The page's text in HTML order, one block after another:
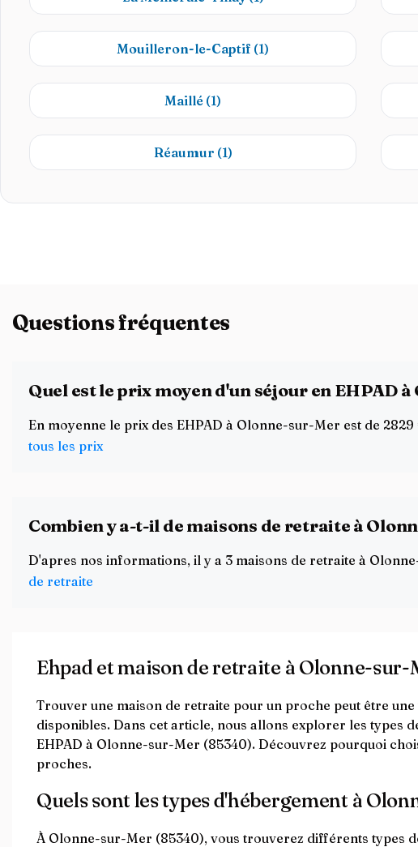
Mouilleron-le-Captif (1)
Maillé (1)
Réaumur (1)
Questions fréquentes
Quel est le prix moyen d'un séjour en EHPAD
En moyenne le prix des EHPAD à Olonne-sur-Mer est de
tous les prix
Combien y a-t-il de maisons de retraite à
D'apres nos informations, il y a 3 maisons de retraite à
de retraite
Ehpad et maison de retraite à Olonne-sur-
Trouver une maison de retraite pour un proche peut être
disponibles. Dans cet article, nous allons explorer les types
EHPAD à Olonne-sur-Mer (85340). Découvrez pourquoi
proches.
Quels sont les types d'hébergement à
À Olonne-sur-Mer (85340), vous trouverez différents types